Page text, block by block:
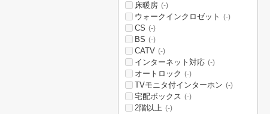
床暖房 (-)
ウォークインクロゼット (-)
CS (-)
BS (-)
CATV (-)
インターネット対応 (-)
オートロック (-)
TVモニタ付インターホン (-)
宅配ボックス (-)
2階以上 (-)